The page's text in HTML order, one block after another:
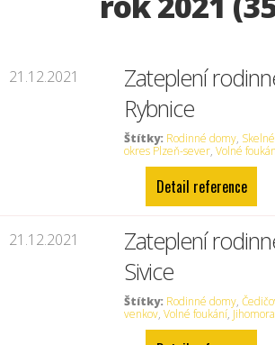
21.12.2021
Zateplení
Rybnice
Štítky: Rodinné domy,
okres Plzeň-sever,Volné
Detail reference
21.12.2021
Zateplení
Sivice
Štítky: Rodinné domy,
venkov,Volné foukání,